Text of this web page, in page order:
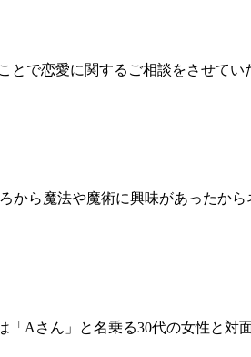
とで恋愛に関するご相談をさせて
から魔法や魔術に興味があったか
「Aさん」と名乗る30代の女性と